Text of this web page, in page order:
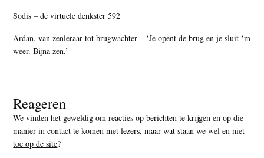
Sodis – de virtuele denkster 592
Ardan, van zenleraar tot brugwachter – ‘Je opent de brug en je sluit ‘m
weer. Bijna zen.’
Reageren
We vinden het geweldig om reacties op berichten te krijgen en op die
manier in contact te komen met lezers, maarwat staan we wel en niet
toe op de site?